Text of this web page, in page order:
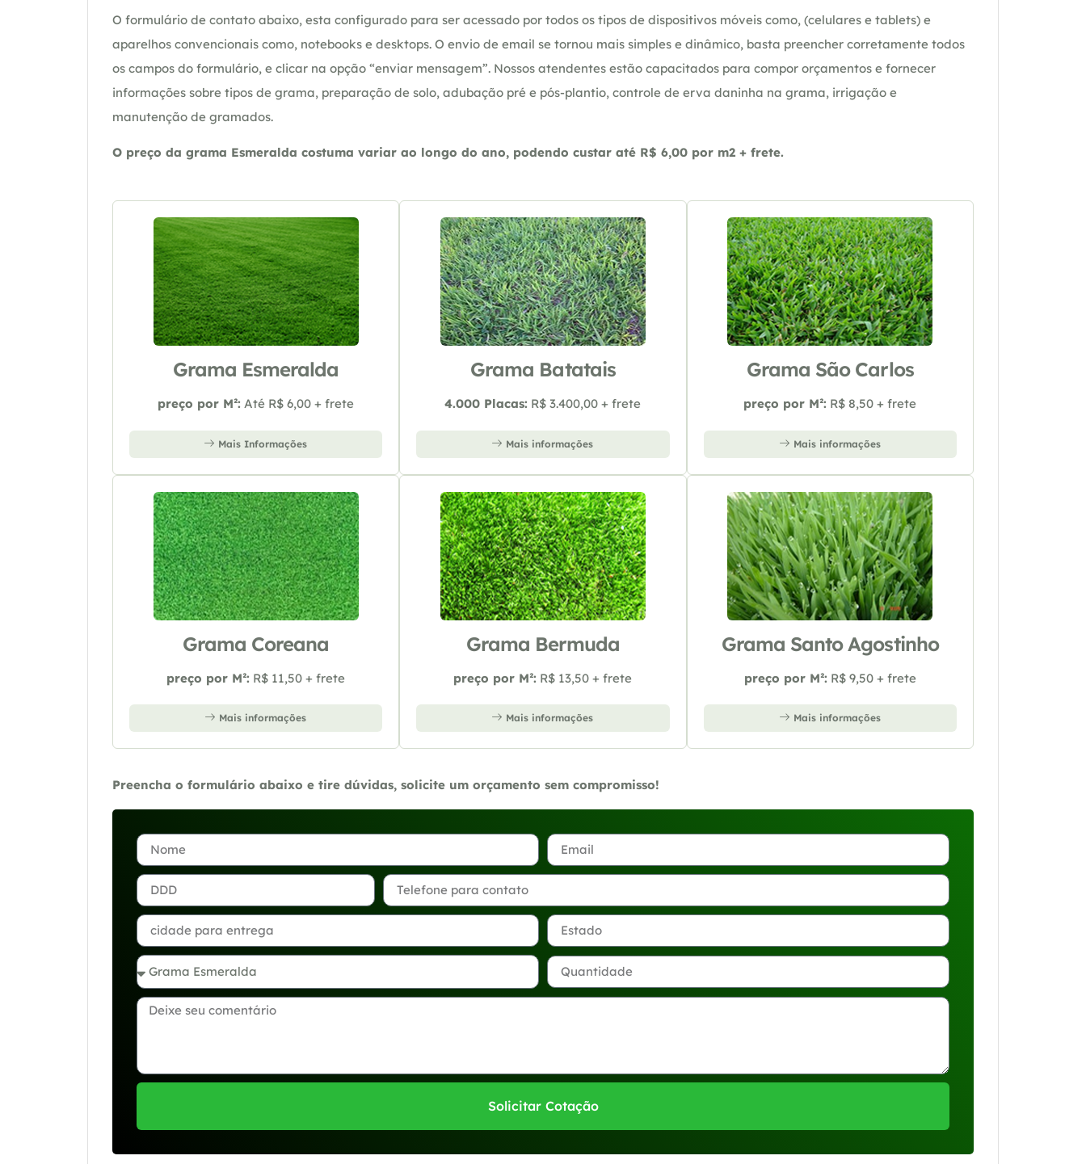
O formulário de contato abaixo, esta configurado para ser acessado por todos os tipos de dispositivos móveis como, (celulares e tablets) e
aparelhos convencionais como, notebooks e desktops. O envio de email se tornou mais simples e dinâmico, basta preencher corretamente todos
os campos do formulário, e clicar na opção “enviar mensagem”. Nossos atendentes estão capacitados para compor orçamentos e fornecer
informações sobre tipos de grama, preparação de solo, adubação pré e pós-plantio, controle de erva daninha na grama, irrigação e
manutenção de gramados.
O preço da grama Esmeralda costuma variar ao longo do ano, podendo custar até R$ 6,00 por m2 + frete.
Grama Esmeralda
preço por M²: Até R$ 6,00 + frete
Mais Informações
Grama Batatais
4.000 Placas: R$ 3.400,00 + frete
Mais informações
Grama São Carlos
preço por M²: R$ 8,50 + frete
Mais informações
Grama Coreana
preço por M²: R$ 11,50 + frete
Mais informações
Grama Bermuda
preço por M²: R$ 13,50 + frete
Mais informações
Grama Santo Agostinho
preço por M²: R$ 9,50 + frete
Mais informações
Preencha o formulário abaixo e tire dúvidas, solicite um orçamento sem compromisso!
Solicitar Cotação